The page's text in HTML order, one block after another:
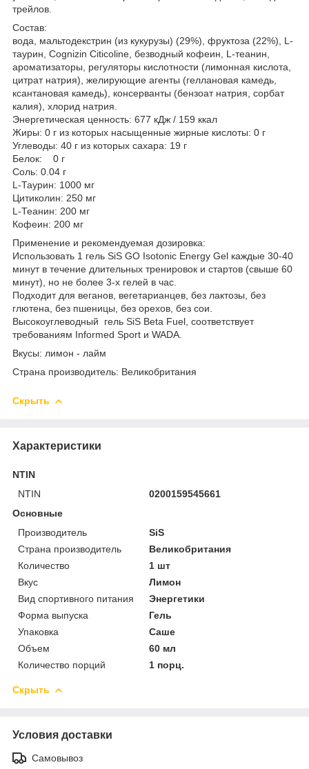
трейлов.
Состав:
вода, мальтодекстрин (из кукурузы) (29%), фруктоза (22%), L-
таурин, Cognizin Citicoline, безводный кофеин, L-теанин,
ароматизаторы, регуляторы кислотности (лимонная кислота,
цитрат натрия), желирующие агенты (геллановая камедь,
ксантановая камедь), консерванты (бензоат натрия, сорбат
калия), хлорид натрия.
Энергетическая ценность: 677 кДж / 159 ккал
Жиры: 0 г из которых насыщенные жирные кислоты: 0 г
Углеводы: 40 г из которых сахара: 19 г
Белок: 0 г
Соль: 0.04 г
L-Таурин: 1000 мг
Цитиколин: 250 мг
L-Теанин: 200 мг
Кофеин: 200 мг
Применение и рекомендуемая дозировка:
Использовать 1 гель SiS GO Isotonic Energy Gel каждые 30-40
минут в течение длительных тренировок и стартов (свыше 60
минут), но не более 3-х гелей в час.
Подходит для веганов, вегетарианцев, без лактозы, без
глютена, без пшеницы, без орехов, без сои.
Высокоуглеводный гель SiS Beta Fuel, соответствует
требованиям Informed Sport и WADA.
Вкусы: лимон - лайм
Страна производитель: Великобритания
Скрыть
Характеристики
NTIN
NTIN
0200159545661
Основные
Производитель
SiS
Страна производитель
Великобритания
Количество
1 шт
Вкус
Лимон
Вид спортивного питания
Энергетики
Форма выпуска
Гель
Упаковка
Саше
Объем
60 мл
Количество порций
1 порц.
Скрыть
Условия доставки
Самовывоз